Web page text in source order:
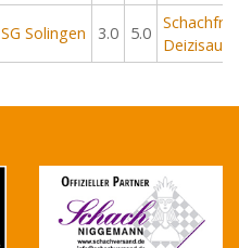
SG Solingen 3.0 5.0
Deizisau